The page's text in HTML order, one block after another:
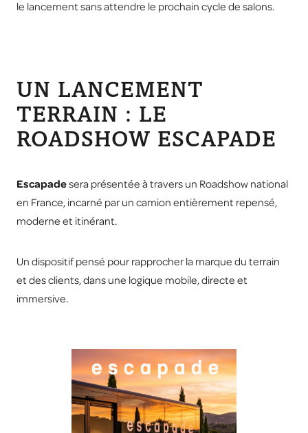
le lancement sans attendre le prochain cycle de salons.
UN LANCEMENT
TERRAIN : LE
ROADSHOW ESCAPADE
Escapadesera présentée à travers un Roadshow national
en France, incarné par un camion entièrement repensé,
moderne et itinérant.
Un dispositif pensé pour rapprocher la marque du terrain
et des clients, dans une logique mobile, directe et
immersive.